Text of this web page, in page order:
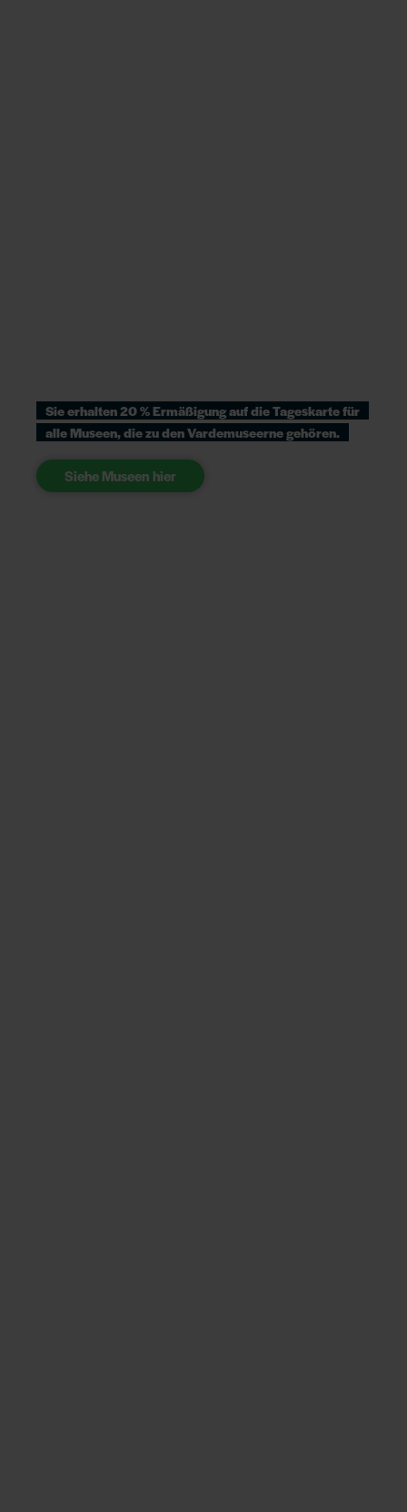
Sie erhalten 20 % Ermäßigung auf die Tageskarte für
alle Museen, die zu den Vardemuseerne gehören.
Siehe Museen hier